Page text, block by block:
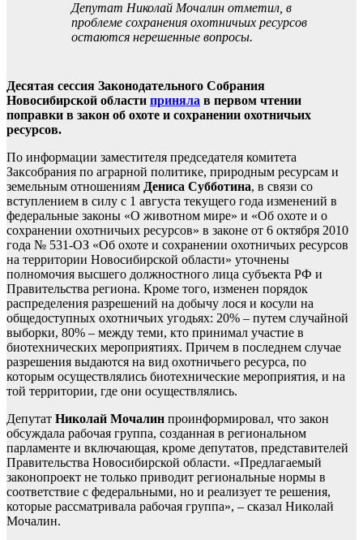
Депутат Николай Мочалин отметил, в
проблеме сохранения охотничьих ресурсов
остаются нерешенные вопросы.
Десятая сессия Законодательного Собрания
Новосибирской области приняла в первом чтении
поправки в закон об охоте и сохранении охотничьих
ресурсов.
По информации заместителя председателя комитета
Заксобрания по аграрной политике, природным ресурсам и
земельным отношениям Дениса Субботина, в связи со
вступлением в силу с 1 августа текущего года изменений в
федеральные законы «О животном мире» и «Об охоте и о
сохранении охотничьих ресурсов» в законе от 6 октября 2010
года № 531-ОЗ «Об охоте и сохранении охотничьих ресурсов
на территории Новосибирской области» уточнены
полномочия высшего должностного лица субъекта РФ и
Правительства региона. Кроме того, изменен порядок
распределения разрешений на добычу лося и косули на
общедоступных охотничьих угодьях: 20% – путем случайной
выборки, 80% – между теми, кто принимал участие в
биотехнических мероприятиях. Причем в последнем случае
разрешения выдаются на вид охотничьего ресурса, по
которым осуществлялись биотехнические мероприятия, и на
той территории, где они осуществлялись.
Депутат Николай Мочалин проинформировал, что закон
обсуждала рабочая группа, созданная в региональном
парламенте и включающая, кроме депутатов, представителей
Правительства Новосибирской области. «Предлагаемый
законопроект не только приводит региональные нормы в
соответствие с федеральными, но и реализует те решения,
которые рассматривала рабочая группа», – сказал Николай
Мочалин.